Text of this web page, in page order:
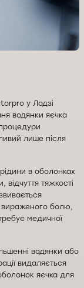
у Лодзі
водянки яєчка
лише після
в оболонках
тяжкості
вираженого болю,
медичної
водянки або
видаляється
яєчка для